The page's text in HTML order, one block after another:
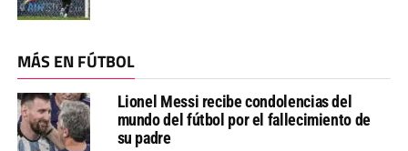
MÁS EN FÚTBOL
Lionel Messi recibe condolencias del
mundo del fútbol por el fallecimiento de
su padre